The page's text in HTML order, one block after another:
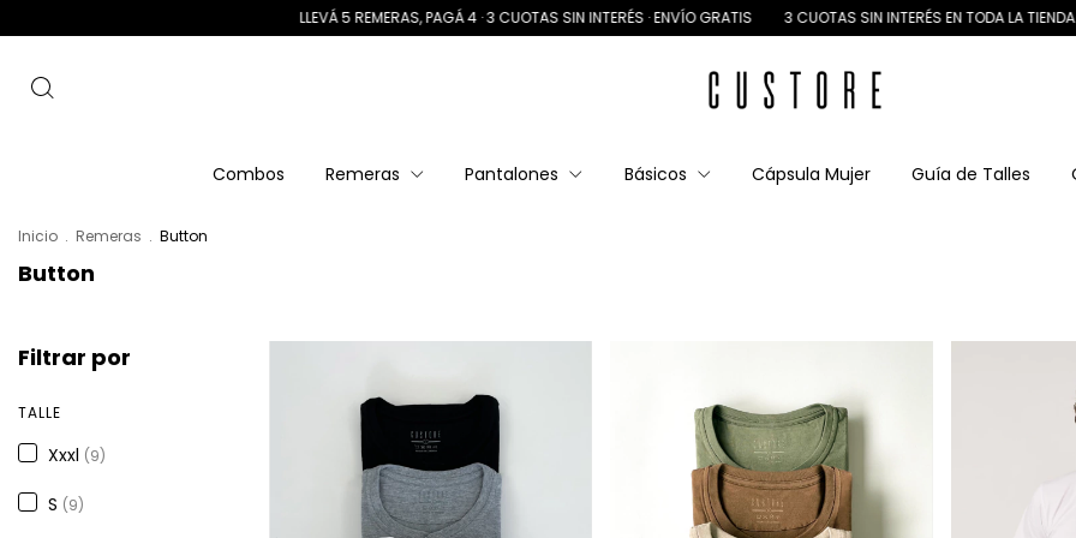
LLEVÁ 5 REMERAS, PAGÁ 4 · 3 CUOTAS SIN INTERÉS · ENVÍO GRATIS 3 CUOTAS SIN INTERÉS EN TODA LA TIENDA 5% OFF EN
Combos Remeras Pantalones Básicos Cápsula Mujer Guía de Talles
Inicio . Remeras . Button
Button
Filtrar por
TALLE
Xxxl (9)
S (9)